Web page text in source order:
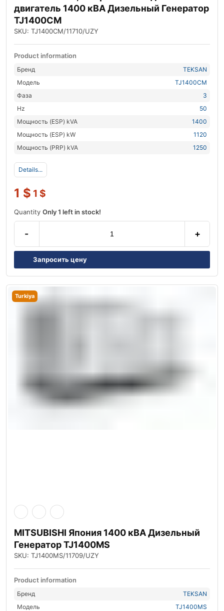
двигатель 1400 кВА Дизельный Генератор
TJ1400CM
SKU: TJ1400CM/11710/UZY
Product information
Бренд
TEKSAN
Модель
TJ1400CM
Фаза
3
Hz
50
Мощность (ESP) kVA
1400
Мощность (ESP) kW
1120
Мощность (PRP) kVA
1250
Details...
1 $ 1 $
Quantity Only 1 left in stock!
- +
Запросить цену
Turkiya
MITSUBISHI Япония 1400 кВА Дизельный
Генератор TJ1400MS
SKU: TJ1400MS/11709/UZY
Product information
Бренд
TEKSAN
Модель
TJ1400MS